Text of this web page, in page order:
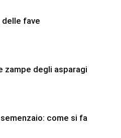
delle fave
zampe degli asparagi
come si fa